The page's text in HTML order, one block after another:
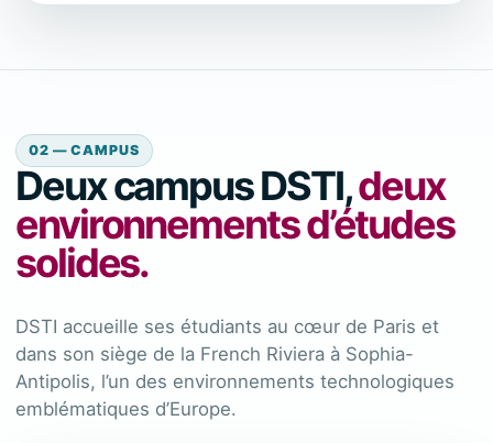
02 — CAMPUS
Deux campus DSTI,deux
environnements d’études
solides.
DSTI accueille ses étudiants au cœur de Paris et
dans son siège de la French Riviera à Sophia-
Antipolis, l’un des environnements technologiques
emblématiques d’Europe.